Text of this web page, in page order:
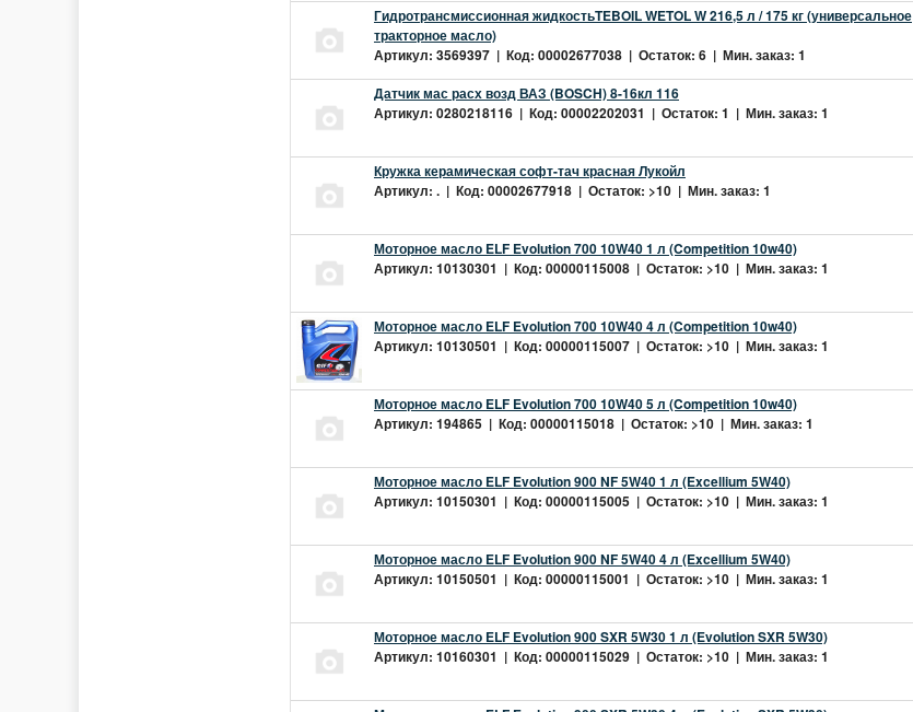
Гидротрансмиссионная жидкостьTEBOIL WETOL W 216,5 л / 175 кг (универсальное
тракторное масло)
Артикул: 3569397 | Код: 00002677038 | Остаток: 6 | Мин. заказ: 1
Датчик мас расх возд ВАЗ (BOSCH) 8-16кл 116
Артикул: 0280218116 | Код: 00002202031 | Остаток: 1 | Мин. заказ: 1
Кружка керамическая софт-тач красная Лукойл
Артикул: . | Код: 00002677918 | Остаток: >10 | Мин. заказ: 1
Моторное масло ELF Evolution 700 10W40 1 л (Competition 10w40)
Артикул: 10130301 | Код: 00000115008 | Остаток: >10 | Мин. заказ: 1
Моторное масло ELF Evolution 700 10W40 4 л (Competition 10w40)
Артикул: 10130501 | Код: 00000115007 | Остаток: >10 | Мин. заказ: 1
Моторное масло ELF Evolution 700 10W40 5 л (Competition 10w40)
Артикул: 194865 | Код: 00000115018 | Остаток: >10 | Мин. заказ: 1
Моторное масло ELF Evolution 900 NF 5W40 1 л (Excellium 5W40)
Артикул: 10150301 | Код: 00000115005 | Остаток: >10 | Мин. заказ: 1
Моторное масло ELF Evolution 900 NF 5W40 4 л (Excellium 5W40)
Артикул: 10150501 | Код: 00000115001 | Остаток: >10 | Мин. заказ: 1
Моторное масло ELF Evolution 900 SXR 5W30 1 л (Evolution SXR 5W30)
Артикул: 10160301 | Код: 00000115029 | Остаток: >10 | Мин. заказ: 1